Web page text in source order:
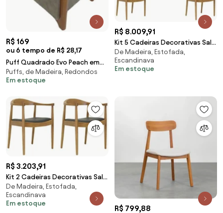
R$ 169
ou 6 tempo de R$ 28,17
Puff Quadrado Evo Peach em
Veludo com Pés Escandinavo
Puffs, de Madeira, Redondos
Em estoque
R$ 8.009,91
Kit 5 Cadeiras Decorativas Sala
e Escritório Colonial Madeira
Bege G56 - Gran Belo
De Madeira, Estofada,
Escandinava
Em estoque
R$ 3.203,91
Kit 2 Cadeiras Decorativas Sala
e Escritório Colonial Madeira
Bege G56 - Gran Belo
De Madeira, Estofada,
Escandinava
Em estoque
R$ 799,88